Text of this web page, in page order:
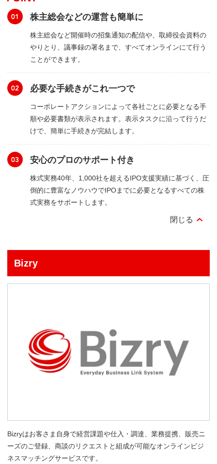
株主総会などの運営も簡単に
株主総会など開催時の招集通知の配信や、取締役会資料の
やりとり、議事録の署名まで、すべてオンラインにて行う
ことができます。
必要な手続きがこれ一つで
コーポレートアクションによって各社ごとに必要となる手
順や必要書類が表示されます。表示タスクに沿って行うだ
けで、簡単に手続きが完結します。
安心のプロのサポート付き
株式実務40年、1,000社を超えるIPO支援実績に基づく、圧
倒的に豊富なノウハウでIPOまでに必要となるすべての株
式実務をサポートします。
Bizry
Bizryはお客さま自身で経営課題や仕入・調達、業務提携、販売ニ
ーズのご登録、商談のリクエストと組成が可能なオンラインビジ
ネスマッチングサービスです。